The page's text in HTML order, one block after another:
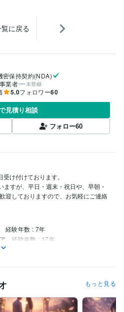
に戻る
密保持契約(NDA)
業者
未登録
5.0フォロワー60
見積り相談
フォロー60
け付けております。
すが、平日・週末・祝日や、早朝・
迎しておりますので、お気軽にご連絡
経験年数 : 7年
経験年数 : 17年
ェクトリーダー
経験年数 : 12年
事を監修 「12星座×4血液型で解
全」著 スピリチュアル記事連載（心
もっと見る